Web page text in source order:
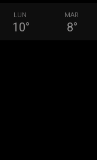
LUN
10°
MAR
8°